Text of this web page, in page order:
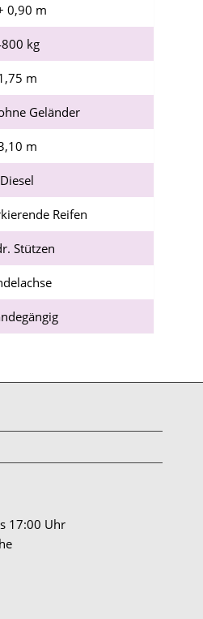
0,90 m
kg
m
Geländer
m
Diesel
Reifen
Stützen
17:00 Uhr